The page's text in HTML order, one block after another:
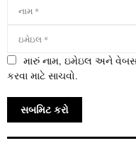
મારું નામ, ઇમેઇલ અને
કરવા માટે સાચવો.